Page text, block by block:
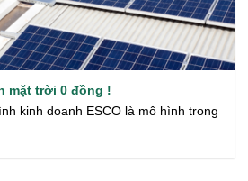
mặt trời 0 đồng !
kinh doanh ESCO là mô hình trong